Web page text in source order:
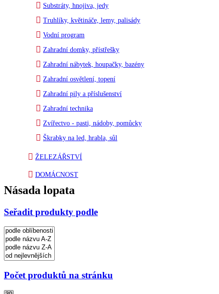
Substráty, hnojiva, jedy
Truhlíky, květináče, lemy, palisády
Vodní program
Zahradní domky, přístřešky
Zahradní nábytek, houpačky, bazény
Zahradní osvětlení, topení
Zahradní pily a příslušenství
Zahradní technika
Zvířectvo - pasti, nádoby, pomůcky
Škrabky na led, hrabla, sůl
ŽELEZÁŘSTVÍ
DOMÁCNOST
Násada lopata
Seřadit produkty podle
Počet produktů na stránku